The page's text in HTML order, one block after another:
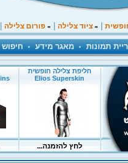
|
» ציוד צלילה |
» פורום צלילה |
תמונות • מאגר מידע • חיפוש